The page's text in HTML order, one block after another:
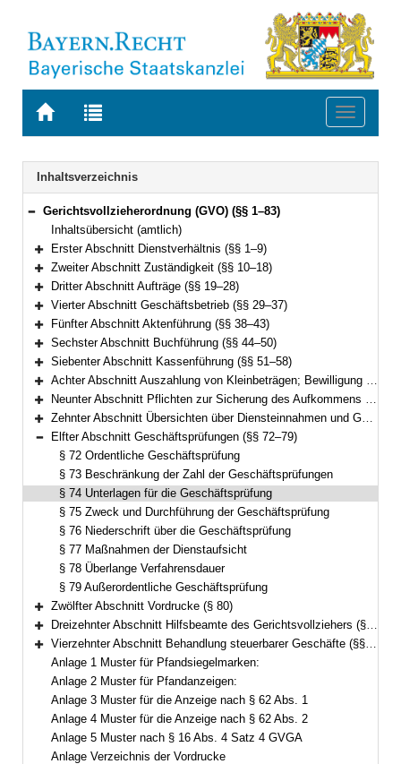
Zur
BAYERN.RECHT
Zur
letzten
Suche
Toggle
Navigation
Inhaltsverzeichnis
Bereich reduzieren
Gerichtsvollzieherordnung (GVO) (§§ 1–83)
Inhaltsübersicht (amtlich)
Bereich erweitern
Erster Abschnitt Dienstverhältnis (§§ 1–9)
Bereich erweitern
Zweiter Abschnitt Zuständigkeit (§§ 10–18)
Bereich erweitern
Dritter Abschnitt Aufträge (§§ 19–28)
Bereich erweitern
Vierter Abschnitt Geschäftsbetrieb (§§ 29–37)
Bereich erweitern
Fünfter Abschnitt Aktenführung (§§ 38–43)
Bereich erweitern
Sechster Abschnitt Buchführung (§§ 44–50)
Bereich erweitern
Siebenter Abschnitt Kassenführung (§§ 51–58)
Bereich erweitern
Achter Abschnitt Auszahlung von Kleinbeträgen; Bewilligung von Prozess- oder Verfahrenskostenhilfe (§§ 59–61)
Bereich erweitern
Neunter Abschnitt Pflichten zur Sicherung des Aufkommens aus Steuern und Abgaben (§§ 62–69)
Bereich erweitern
Zehnter Abschnitt Übersichten über Diensteinnahmen und Geschäftstätigkeit (§§ 70–71)
Bereich reduzieren
Elfter Abschnitt Geschäftsprüfungen (§§ 72–79)
§ 72 Ordentliche Geschäftsprüfung
§ 73 Beschränkung der Zahl der Geschäftsprüfungen
§ 74 Unterlagen für die Geschäftsprüfung
§ 75 Zweck und Durchführung der Geschäftsprüfung
§ 76 Niederschrift über die Geschäftsprüfung
§ 77 Maßnahmen der Dienstaufsicht
§ 78 Überlange Verfahrensdauer
§ 79 Außerordentliche Geschäftsprüfung
Bereich erweitern
Zwölfter Abschnitt Vordrucke (§ 80)
Bereich erweitern
Dreizehnter Abschnitt Hilfsbeamte des Gerichtsvollziehers (§ 81)
Bereich erweitern
Vierzehnter Abschnitt Behandlung steuerbarer Geschäfte (§§ 82–83)
Anlage 1 Muster für Pfandsiegelmarken:
Anlage 2 Muster für Pfandanzeigen:
Anlage 3 Muster für die Anzeige nach § 62 Abs. 1
Anlage 4 Muster für die Anzeige nach § 62 Abs. 2
Anlage 5 Muster nach § 16 Abs. 4 Satz 4 GVGA
Anlage Verzeichnis der Vordrucke